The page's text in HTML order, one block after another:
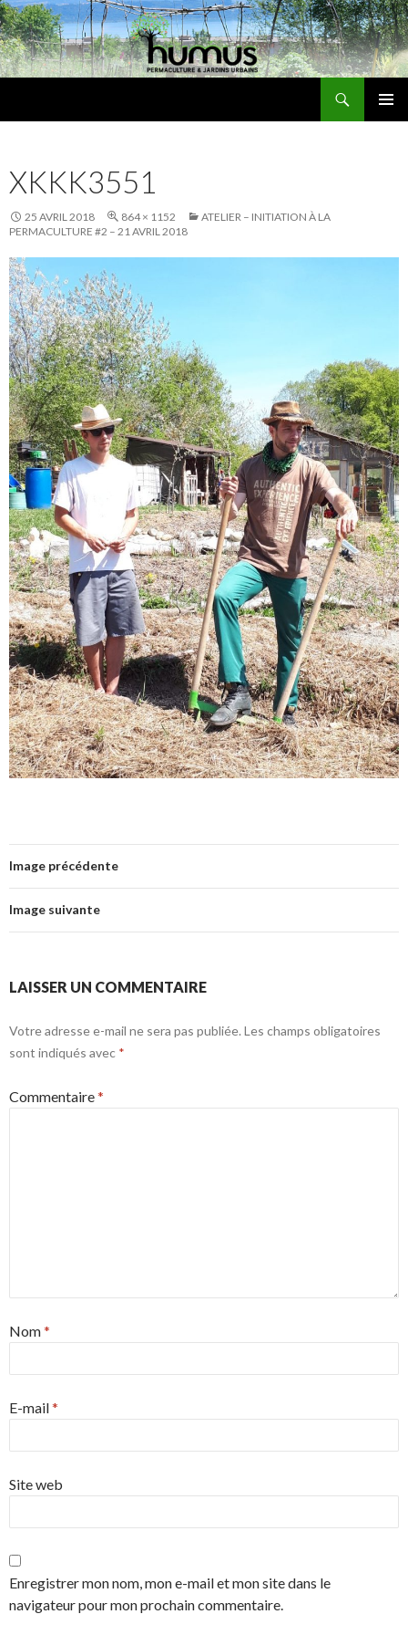
XKKK3551
25 AVRIL 2018 864 × 1152
ATELIER – INITIATION À LA
PERMACULTURE #2 – 21 AVRIL 2018
Image précédente
Image suivante
LAISSER UN COMMENTAIRE
Votre adresse e-mail ne sera pas publiée. Les champs obligatoires
sont indiqués avec *
Commentaire*
Nom*
E-mail*
Site web
Enregistrer mon nom, mon e-mail et mon site dans le
navigateur pour mon prochain commentaire.